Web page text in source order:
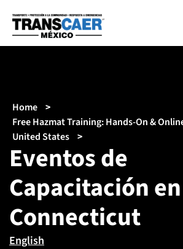
contenido
Sobrescribir
enlaces
de
ayuda
a
la
navegación
Home
Free Hazmat Training: Hands-On &
United States
Eventos de
Capacitación en
Connecticut
English